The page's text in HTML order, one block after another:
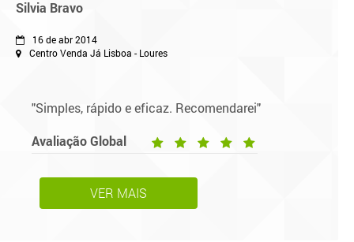
Silvia Bravo
16 de abr 2014
Centro Venda Já Lisboa - Loures
"Simples, rápido e eficaz. Recomendarei"
Avaliação Global
VER MAIS